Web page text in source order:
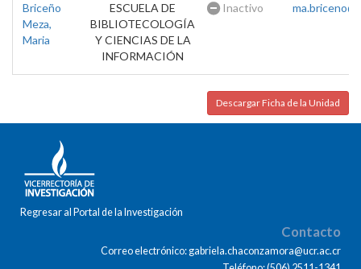
Briceño
Meza,
Maria
ESCUELA DE
BIBLIOTECOLOGÍA
Y CIENCIAS DE LA
INFORMACIÓN
Inactivo
Descargar Ficha de la Unidad
Regresar al Portal de la Investigación
Contacto
Correo electrónico: gabriela.chaconzamora@ucr.ac.cr